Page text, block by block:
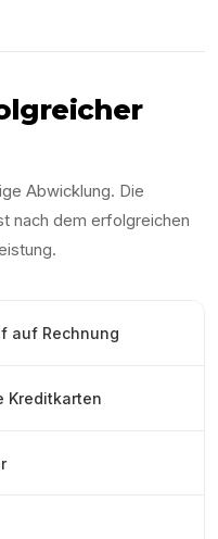
Abwicklung. Die
nach dem erfolgreichen
auf Rechnung
Kreditkarten